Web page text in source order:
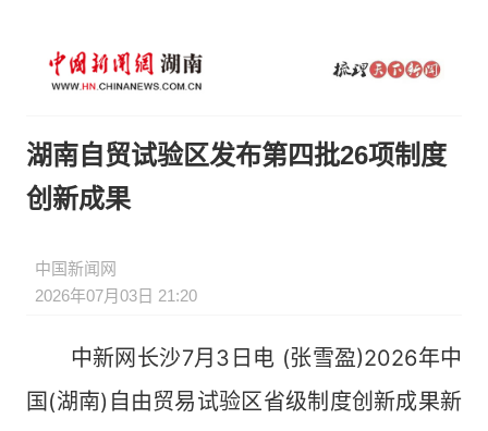
湖南自贸试验区发布第四批26项制度
创新成果
中国新闻网
2026年07月03日 21:20
中新网长沙7月3日电 (张雪盈)2026年中
国(湖南)自由贸易试验区省级制度创新成果新